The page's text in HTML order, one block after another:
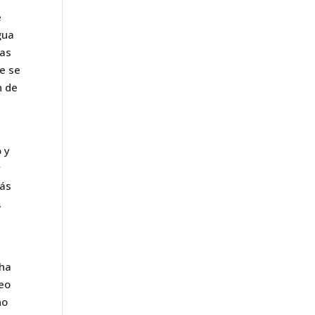
se
de
y